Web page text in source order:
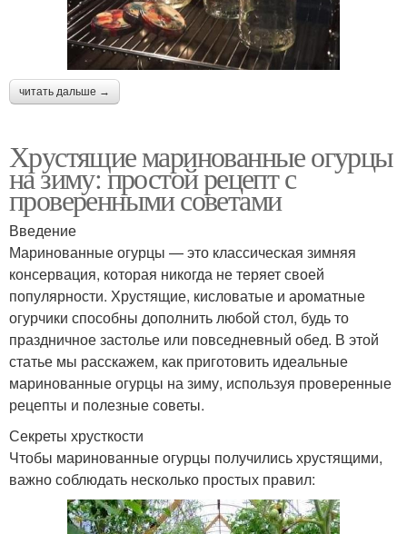
читать дальше →
Хрустящие маринованные огурцы
на зиму: простой рецепт с
проверенными советами
Введение
Маринованные огурцы — это классическая зимняя
консервация, которая никогда не теряет своей
популярности. Хрустящие, кисловатые и ароматные
огурчики способны дополнить любой стол, будь то
праздничное застолье или повседневный обед. В этой
статье мы расскажем, как приготовить идеальные
маринованные огурцы на зиму, используя проверенные
рецепты и полезные советы.
Секреты хрусткости
Чтобы маринованные огурцы получились хрустящими,
важно соблюдать несколько простых правил: